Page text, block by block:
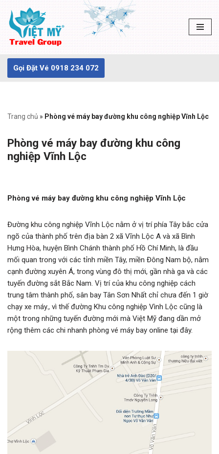
Chuyển
tới
dung
Gọi Đặt Vé 0918 234 072
Trang chủ » Phòng vé máy bay đường khu công nghiệp Vĩnh Lộc
Phòng vé máy bay đường khu công
nghiệp Vĩnh Lộc
Phòng vé máy bay đường khu công nghiệp Vĩnh Lộc
Đường khu công nghiệp Vĩnh Lộc nằm ở vị trí phía Tây bắc cửa
ngõ của thành phố trên địa bàn 2 xã Vĩnh Lộc A và xã Bình
Hưng Hòa, huyện Bình Chánh thành phố Hồ Chí Minh, là đầu
mối quan trong với các tỉnh miền Tây, miền Đông Nam bộ, nằm
cạnh đường xuyên Á, trong vùng đô thị mới, gần nhà ga và các
tuyến đường sắt Bắc Nam. Vị trí của khu công nghiệp cách
trung tâm thành phố, sân bay Tân Sơn Nhất chỉ chưa đến 1 giờ
chạy xe máy., vì thế đường Khu công nghiệp Vình Lộc cũng là
một trong những tuyến đường mới mà Việt Mỹ đang dần mở
rộng thêm các chi nhanh phòng vé máy bay online tại đây.